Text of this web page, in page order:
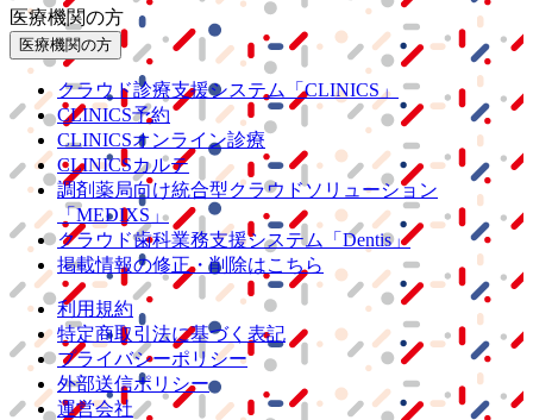
医療機関の方
医療機関の方
クラウド診療支援システム
「CLINICS」
CLINICS予約
CLINICSオンライン診療
CLINICSカルテ
調剤薬局向け統合型クラウドソリューション
「MEDIXS」
クラウド歯科業務支援システム
「Dentis」
掲載情報の修正・削除はこちら
利用規約
特定商取引法に基づく表記
プライバシーポリシー
外部送信ポリシー
運営会社